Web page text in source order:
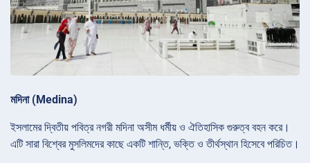
মদিনা (Medina)
ইসলামের দ্বিতীয় পবিত্র নগরী মদিনা অসীম ধর্মীয় ও ঐতিহাসিক গুরুত্ব বহন করে।
এটি সারা বিশ্বের মুসলিমদের কাছে একটি শান্তি, ভক্তি ও তীর্থস্থান হিসেবে পরিচিত।